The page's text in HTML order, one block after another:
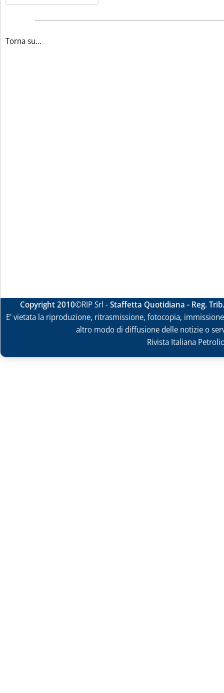
Torna su...
Copyright 2010©RIP Srl -Staffetta Quotidiana - Reg.
E' vietata la riproduzione, ritrasmissione, fotocopia,
altro modo di diffusione delle notizie o
Rivista Italiana